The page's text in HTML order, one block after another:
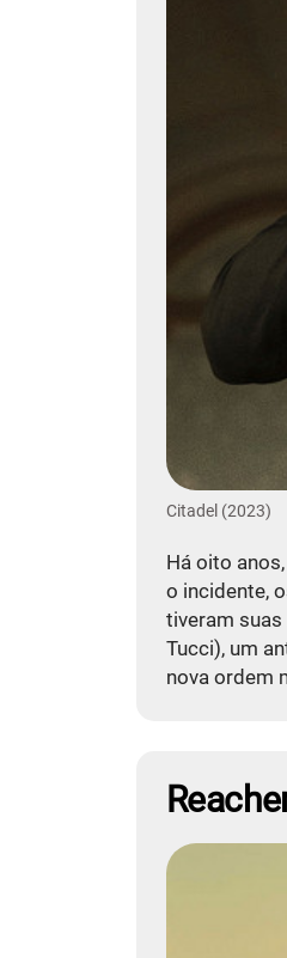
Citadel (2023)
Há oito
o incidente,
tiveram
Tucci), um
nova ordem